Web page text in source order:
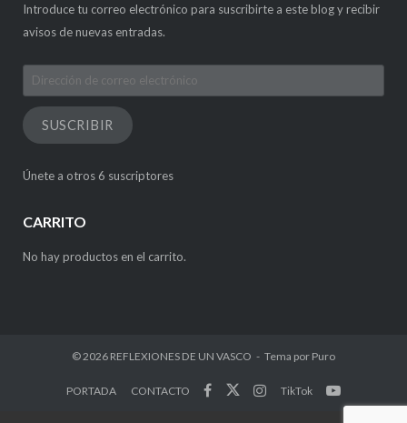
Introduce tu correo electrónico para suscribirte a este blog y recibir
avisos de nuevas entradas.
Dirección
de
correo
electrónico
SUSCRIBIR
Únete a otros 6 suscriptores
CARRITO
No hay productos en el carrito.
© 2026 REFLEXIONES DE UN VASCO Tema por Puro
PORTADA CONTACTO TikTok